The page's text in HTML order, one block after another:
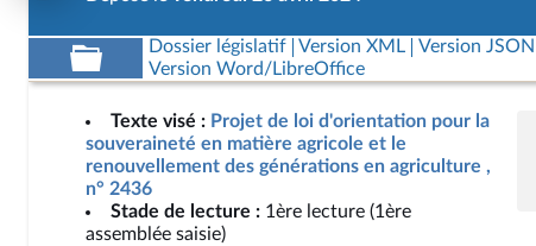
Dossier législatif Version XML Version JSON
Version Word/LibreOffice
Texte visé : Projet de loi d'orientation pour la
souveraineté en matière agricole et le
renouvellement des générations en agriculture ,
n° 2436
Stade de lecture : 1ère lecture (1ère
assemblée saisie)